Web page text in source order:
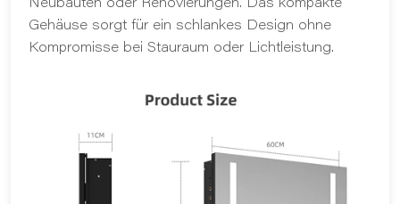
Neubauten oder Renovierungen. Das kompakte
Gehäuse sorgt für ein schlankes Design ohne
Kompromisse bei Stauraum oder Lichtleistung.